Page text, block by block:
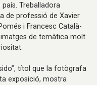
Treballadora
de professió de Xavier
i Francesc Català-
de temàtica molt
títol que la fotògrafa
exposició, mostra